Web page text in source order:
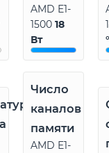
AMD E1-
150018
Вт
Число
каналов
памяти
AMD E1-